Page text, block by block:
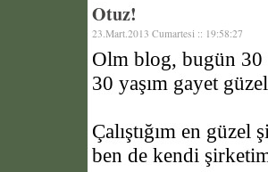
Otuz!
23.Mart.2013 Cumartesi :: 19:58:27
Olm blog, bugün 30
30 yaşım gayet
Çalıştığım en
ben de kendi